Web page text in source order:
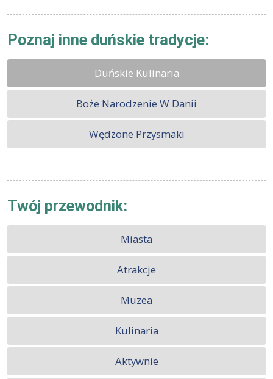
Poznaj inne duńskie tradycje:
Duńskie Kulinaria
Boże Narodzenie W Danii
Wędzone Przysmaki
Twój przewodnik:
Miasta
Atrakcje
Muzea
Kulinaria
Aktywnie